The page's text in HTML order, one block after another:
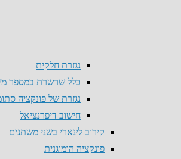
נגזרת חלקית
כלל שרשרת במספר
נגזרת של פונקציה
חישוב דיפרנציאל
קירוב לינארי בשני משתנים
פונקציה הומוגנית